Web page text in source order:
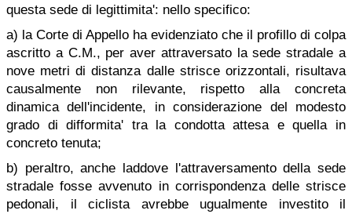
questa sede di legittimita': nello specifico:
a) la Corte di Appello ha evidenziato che il profillo di colpa
ascritto a C.M., per aver attraversato la sede stradale a
nove metri di distanza dalle strisce orizzontali, risultava
causalmente non rilevante, rispetto alla concreta
dinamica dell'incidente, in considerazione del modesto
grado di difformita' tra la condotta attesa e quella in
concreto tenuta;
b) peraltro, anche laddove l'attraversamento della sede
stradale fosse avvenuto in corrispondenza delle strisce
pedonali, il ciclista avrebbe ugualmente investito il